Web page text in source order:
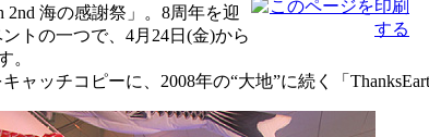
2nd 海の感謝祭」。8周年を迎
トの一つで、4月24日(金)から
。
ャッチコピーに、2008年の“大地”に続く「